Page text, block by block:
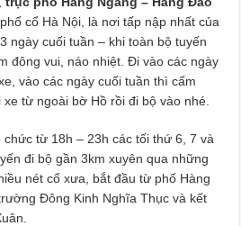
cổ Hà Nội, là nơi tấp nập nhất của
ngày cuối tuần – khi toàn bộ tuyến
đông vui, náo nhiệt. Đi vào các ngày
vào các ngày cuối tuần thì cấm
từ ngoài bờ Hồ rồi đi bộ vào nhé.
từ 18h – 23h các tối thứ 6, 7 và
đi bộ gần 3km xuyên qua những
nét cổ xưa, bắt đầu từ phố Hàng
Đông Kinh Nghĩa Thục và kết